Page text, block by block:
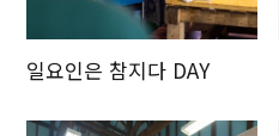
일요인은 참지다 DAY